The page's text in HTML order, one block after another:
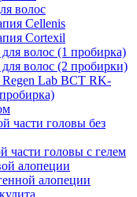
волос
Cellenis
Cortexil
волос (1 пробирка)
волос (2 пробирки)
Lab BCT RK-
части головы без
части головы с гелем
алопеции
алопеции